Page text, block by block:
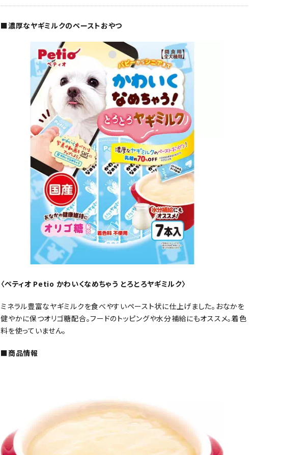
■濃厚なヤギミルクのペーストおやつ
〈ペティオ Petio かわいくなめちゃう とろとろヤギミルク〉
ミネラル豊富なヤギミルクを食べやすいペースト状に仕上げました。おなかを
健やかに保つオリゴ糖配合。フードのトッピングや水分補給にもオススメ。着色
料を使っていません。
■商品情報